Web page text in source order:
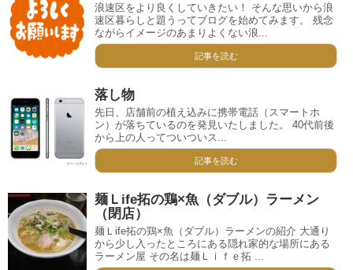
浪速区をより良くしていきたい！ そんな思いから浪
速区暮らしと題うってブログを始めてみます。 残念
ながらイメージのあまりよくない浪...
記事を読む
落し物
先日、店舗前の植え込みに携帯電話（スマートホ
ン）が落ちているのを発見いたしました。 40代前後
から上の人ってついついス...
記事を読む
麺Ｌife拓の鶏×魚（ダブル）ラーメン
（閉店）
麺Ｌife拓の鶏×魚（ダブル）ラーメンの紹介 大通り
から少し入ったところにある隠れ家的な場所にある
ラーメン屋 その名は麺Ｌｉｆｅ拓 ...